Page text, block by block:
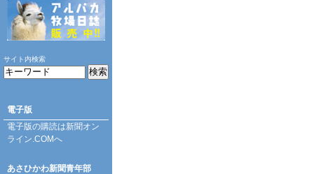
サイト内検索
電子版
電子版の購読は新聞オン
ライン.COMへ
あさひかわ新聞青年部